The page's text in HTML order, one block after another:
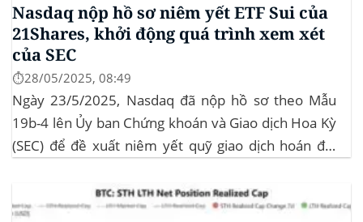
Nasdaq nộp hồ sơ niêm yết ETF Sui của
21Shares, khởi động quá trình xem xét
của SEC
⏱️28/05/2025, 08:49
Ngày 23/5/2025, Nasdaq đã nộp hồ sơ theo Mẫu
19b-4 lên Ủy ban Chứng khoán và Giao dịch Hoa Kỳ
(SEC) để đề xuất niêm yết quỹ giao dịch hoán đổi
trình xem xét chính thức của SEC đối với...